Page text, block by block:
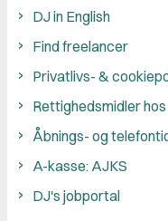
DJ in English
Find freelancer
Privatlivs- &
Rettighedsmidler
Åbnings- og
A-kasse: AJKS
DJ's jobportal